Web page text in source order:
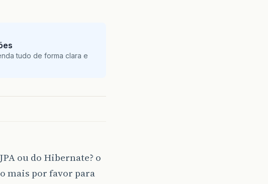
tudo de forma clara e
ou do Hibernate? o
mais por favor para